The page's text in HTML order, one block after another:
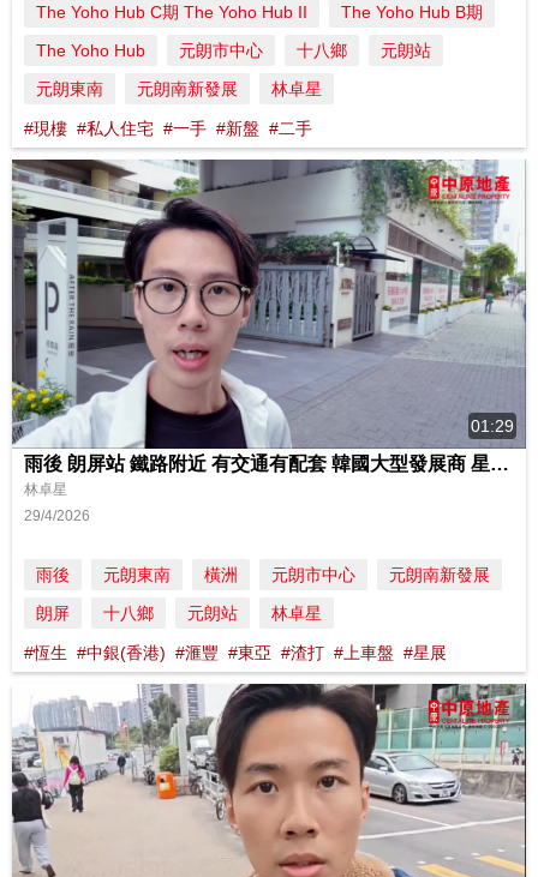
The Yoho Hub C期 The Yoho Hub II
The Yoho Hub B期
The Yoho Hub
元朗市中心 十八鄉
元朗站
元朗東南
元朗南新發展 林卓星
#現樓 #私人住宅 #一手 #新盤 #二手
01:29
雨後 朗屏站 鐵路附近 有交通有配套 韓國大型發展商 星星地產
林卓星
29/4/2026
雨後 元朗東南 橫洲 元朗市中心
元朗南新發展
朗屏
十八鄉 元朗站 林卓星
#恆生 #中銀(香港) #滙豐 #東亞 #渣打 #上車盤 #星展